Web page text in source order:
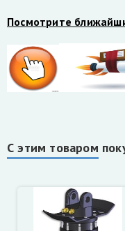
Посмотрите
С этим товаром